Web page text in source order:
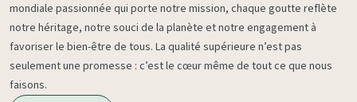
mondiale passionnée qui porte notre mission, chaque goutte reflète
notre héritage, notre souci de la planète et notre engagement à
favoriser le bien-être de tous. La qualité supérieure n’est pas
seulement une promesse : c’est le cœur même de tout ce que nous
faisons.